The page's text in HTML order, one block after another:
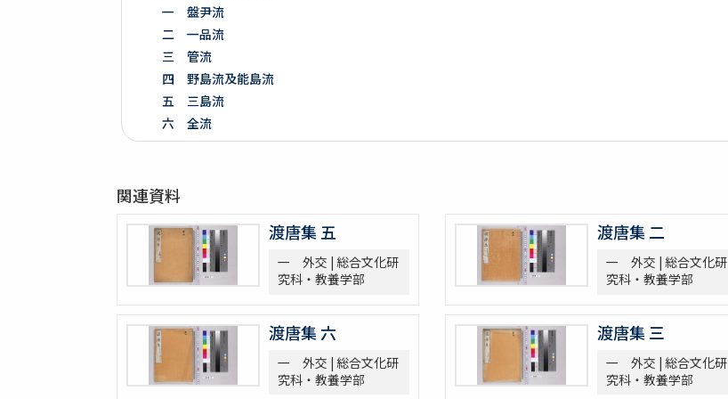
一 盤尹流
二 一品流
三 管流
四 野島流及能島流
五 三島流
六 全流
七 諸流
第三部門 艦船
一 木割
二 造船
三 洋式船
第四部門 外交・海防
一 外交
二 海防
三 漂流
第五部門 史書雑纂
一 軍記
関連資料
渡唐集 五
一 外交 | 総合文化研
究科・教養学部
渡唐集 二
一 外交 | 総合文化研
究科・教養学部
渡唐集 六
一 外交 | 総合文化研
究科・教養学部
渡唐集 三
一 外交 | 総合文化研
究科・教養学部